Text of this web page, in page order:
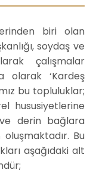
biri olan
soydaş ve
çalışmalar
olarak ‘Kardeş
bu topluluklar;
hususiyetlerine
derin bağlara
Bu
aşağıdaki alt